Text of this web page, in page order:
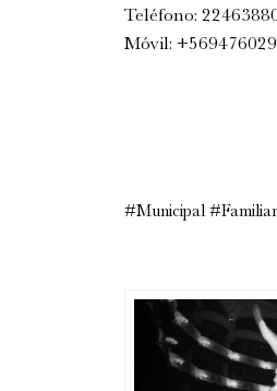
Teléfono:
Móvil:
#Municipal